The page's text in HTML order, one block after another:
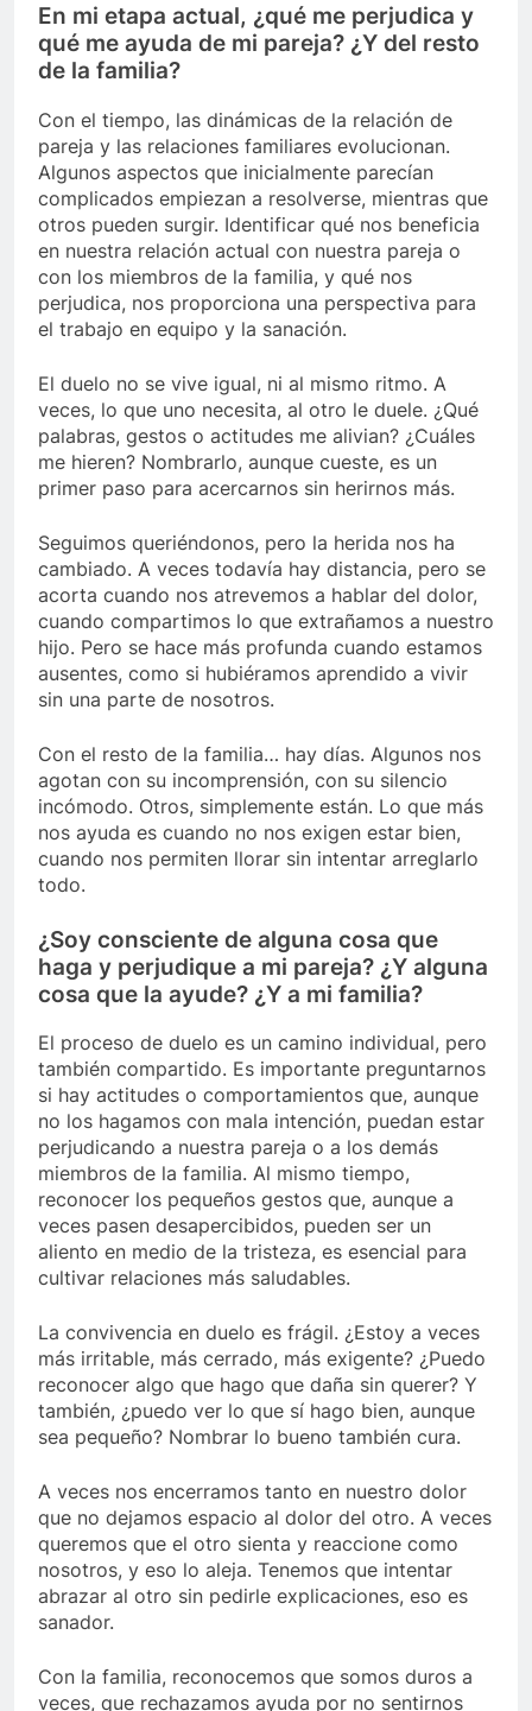
En mi etapa actual, ¿qué me perjudica y
qué me ayuda de mi pareja? ¿Y del resto
de la familia?
Con el tiempo, las dinámicas de la relación de
pareja y las relaciones familiares evolucionan.
Algunos aspectos que inicialmente parecían
complicados empiezan a resolverse, mientras que
otros pueden surgir. Identificar qué nos beneficia
en nuestra relación actual con nuestra pareja o
con los miembros de la familia, y qué nos
perjudica, nos proporciona una perspectiva para
el trabajo en equipo y la sanación.
El duelo no se vive igual, ni al mismo ritmo. A
veces, lo que uno necesita, al otro le duele. ¿Qué
palabras, gestos o actitudes me alivian? ¿Cuáles
me hieren? Nombrarlo, aunque cueste, es un
primer paso para acercarnos sin herirnos más.
Seguimos queriéndonos, pero la herida nos ha
cambiado. A veces todavía hay distancia, pero se
acorta cuando nos atrevemos a hablar del dolor,
cuando compartimos lo que extrañamos a nuestro
hijo. Pero se hace más profunda cuando estamos
ausentes, como si hubiéramos aprendido a vivir
sin una parte de nosotros.
Con el resto de la familia… hay días. Algunos nos
agotan con su incomprensión, con su silencio
incómodo. Otros, simplemente están. Lo que más
nos ayuda es cuando no nos exigen estar bien,
cuando nos permiten llorar sin intentar arreglarlo
todo.
¿Soy consciente de alguna cosa que
haga y perjudique a mi pareja? ¿Y alguna
cosa que la ayude? ¿Y a mi familia?
El proceso de duelo es un camino individual, pero
también compartido. Es importante preguntarnos
si hay actitudes o comportamientos que, aunque
no los hagamos con mala intención, puedan estar
perjudicando a nuestra pareja o a los demás
miembros de la familia. Al mismo tiempo,
reconocer los pequeños gestos que, aunque a
veces pasen desapercibidos, pueden ser un
aliento en medio de la tristeza, es esencial para
cultivar relaciones más saludables.
La convivencia en duelo es frágil. ¿Estoy a veces
más irritable, más cerrado, más exigente? ¿Puedo
reconocer algo que hago que daña sin querer? Y
también, ¿puedo ver lo que sí hago bien, aunque
sea pequeño? Nombrar lo bueno también cura.
A veces nos encerramos tanto en nuestro dolor
que no dejamos espacio al dolor del otro. A veces
queremos que el otro sienta y reaccione como
nosotros, y eso lo aleja. Tenemos que intentar
abrazar al otro sin pedirle explicaciones, eso es
sanador.
Con la familia, reconocemos que somos duros a
veces, que rechazamos ayuda por no sentirnos